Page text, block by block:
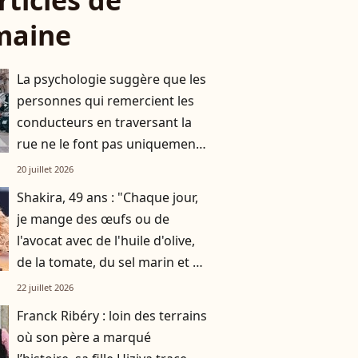
La psychologie suggère que les
personnes qui remercient les
conducteurs en traversant la
rue ne le font pas uniquement
par gratitude
20 juillet 2026
Shakira, 49 ans : "Chaque jour,
je mange des œufs ou de
l'avocat avec de l'huile d'olive,
de la tomate, du sel marin et un
smoothie"
22 juillet 2026
Franck Ribéry : loin des terrains
où son père a marqué